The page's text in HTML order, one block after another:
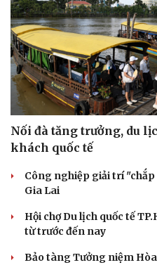
Nối đà tăng trưởng, du
khách quốc tế
Công nghiệp giải trí
Gia Lai
Hội chợ Du lịch quốc tế
từ trước đến nay
Bảo tàng Tưởng niệm